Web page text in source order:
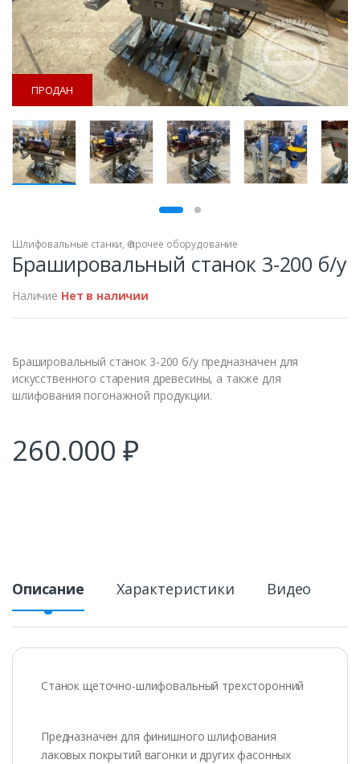
ПРОДАН
ПРОДАН
Шлифовальные станки,Ѳ прочее оборудование
Брашировальный станок 3-200 б/у
Наличие Нет в наличии
Брашировальный станок 3-200 б/у предназначен для
искусственного старения древесины, а также для
шлифования погонажной продукции.
260.000 ₽
Описание Характеристики Видео
Станок щеточно-шлифовальный трехсторонний
Предназначен для финишного шлифования
лаковых покрытий вагонки и других фасонных